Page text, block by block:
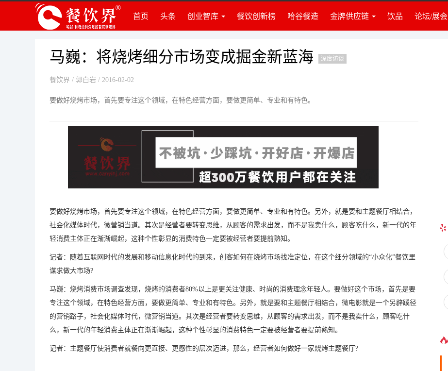
首页 头条 创业智库
创业准备
创业资讯
组建团队
品牌营销
创投资讯
知识推荐
餐饮创新榜 哈谷餐造 金牌供应链
食材
调料
包装耗材
饮品 论坛/展会
马巍：将烧烤细分市场变成掘金新蓝海 深度访谈
餐饮界 / 郭白岩 / 2016-02-02
要做好烧烤市场，首先要专注这个领域，在特色经营方面，要做更简单、专业和有特色。
要做好烧烤市场，首先要专注这个领域，在特色经营方面，要做更简单、专业和有特色。另外，就是要和主题餐厅相结合，
社会化媒体时代，微营销当道。其次是经营者要转变思维，从顾客的需求出发，而不是我卖什么，顾客吃什么，新一代的年
轻消费主体正在渐渐崛起，这种个性彰显的消费特色一定要被经营者要提前熟知。
记者：随着互联网时代的发展和移动信息化时代的到来，创客如何在烧烤市场找准定位，在这个细分领域的“小众化”餐饮里
谋求做大市场?
马巍：烧烤消费市场调查发现，烧烤的消费者80%以上是更关注健康、时尚的消费理念年轻人。要做好这个市场，首先是要
专注这个领域，在特色经营方面，要做更简单、专业和有特色。另外，就是要和主题餐厅相结合，微电影就是一个另辟蹊径
的营销路子，社会化媒体时代，微营销当道。其次是经营者要转变思维，从顾客的需求出发，而不是我卖什么，顾客吃什
么，新一代的年轻消费主体正在渐渐崛起，这种个性彰显的消费特色一定要被经营者要提前熟知。
记者：主题餐厅使消费者就餐向更直接、更感性的层次迈进，那么，经营者如何做好一家烧烤主题餐厅?